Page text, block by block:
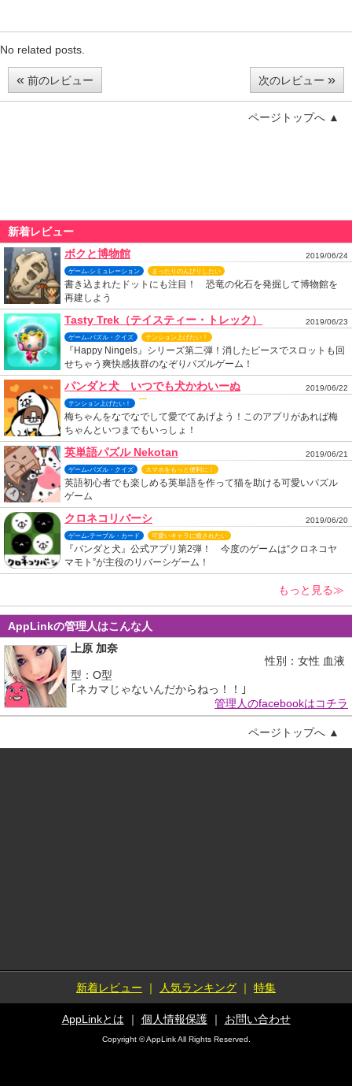
No related posts.
« 前のレビュー 次のレビュー »
ページトップへ ▲
新着レビュー
ボクと博物館
2019/06/24
ゲーム-シミュレーション まったりのんびりしたい
書き込まれたドットにも注目！ 恐竜の化石を発掘して博物館を
再建しよう
Tasty Trek（テイスティー・トレック） 2019/06/23
ゲーム-パズル・クイズ テンション上げたい！
『Happy Ningels』シリーズ第二弾！消したピースでスロットも回
せちゃう爽快感抜群のなぞりパズルゲーム！
パンダと犬 いつでも犬かわいーぬ 2019/06/22
テンション上げたい！
梅ちゃんをなでなでして愛でてあげよう！このアプリがあれば梅
ちゃんといつまでもいっしょ！
英単語パズル Nekotan 2019/06/21
ゲーム-パズル・クイズ スマホをもっと便利に！
英語初心者でも楽しめる英単語を作って猫を助ける可愛いパズル
ゲーム
クロネコリバーシ 2019/06/20
ゲーム-テーブル・カード 可愛いキャラに癒されたい
『パンダと犬』公式アプリ第2弾！ 今度のゲームは“クロネコヤ
マモト”が主役のリバーシゲーム！
もっと見る≫
AppLinkの管理人はこんな人
上原 加奈
性別：女性 血液
型：O型
｢ネカマじゃないんだからねっ！！｣
管理人のfacebookはコチラ
ページトップへ ▲
新着レビュー ｜ 人気ランキング ｜ 特集
AppLinkとは ｜ 個人情報保護｜ お問い合わせ
Copyright © AppLink All Rights Reserved.